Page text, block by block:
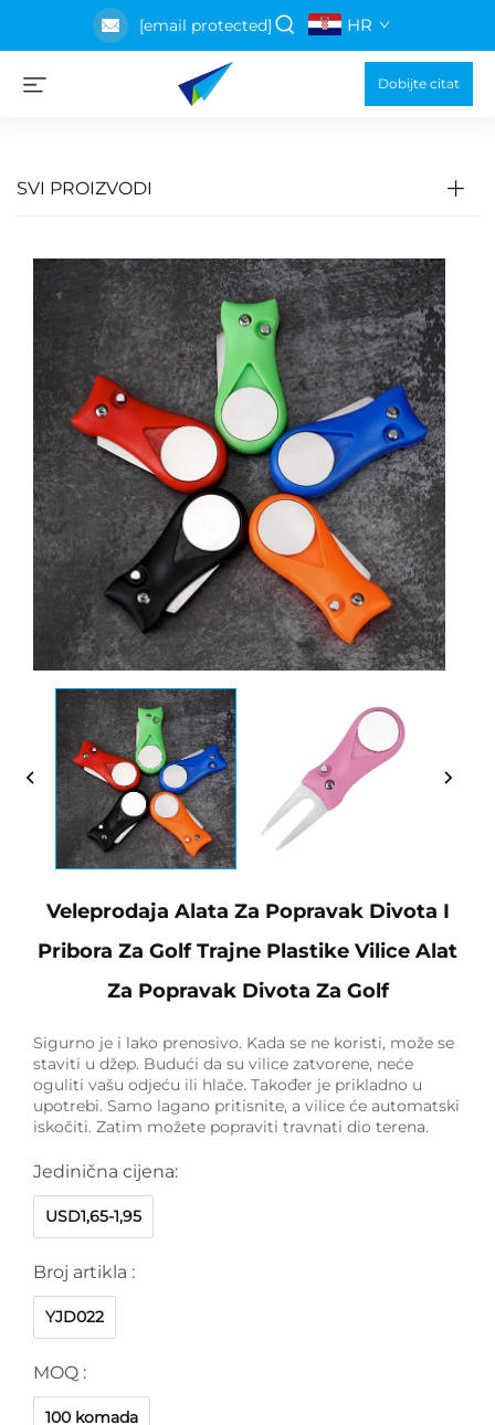
[email protected] HR
Dobijte citat
SVI PROIZVODI
Veleprodaja Alata Za Popravak Divota I
Pribora Za Golf Trajne Plastike Vilice Alat
Za Popravak Divota Za Golf
Sigurno je i lako prenosivo. Kada se ne koristi, može se
staviti u džep. Budući da su vilice zatvorene, neće
oguliti vašu odjeću ili hlače. Također je prikladno u
upotrebi. Samo lagano pritisnite, a vilice će automatski
iskočiti. Zatim možete popraviti travnati dio terena.
Jedinična cijena:
USD1,65-1,95
Broj artikla :
YJD022
MOQ :
100 komada